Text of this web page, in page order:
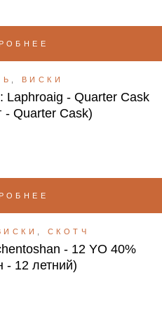
ВИСКИ
Laphroaig - Quarter Cask
Quarter Cask)
СКОТЧ
- 12 YO 40%
- 12 летний)